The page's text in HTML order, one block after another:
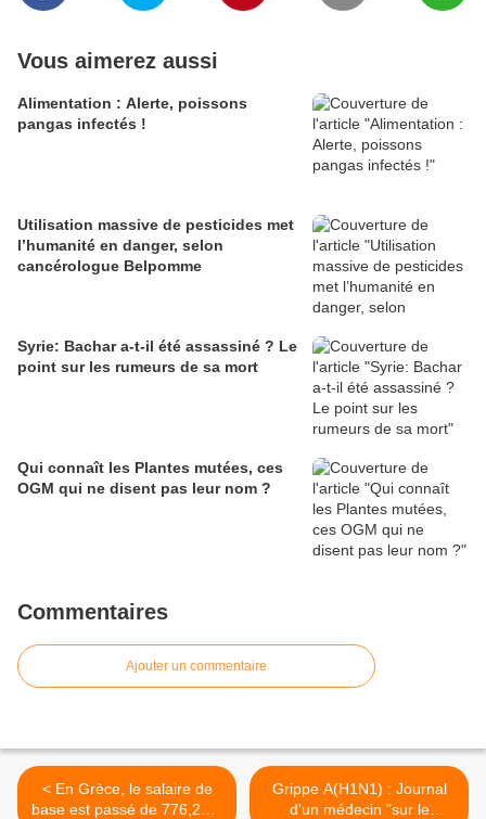
Vous aimerez aussi
Alimentation : Alerte, poissons
pangas infectés !
Utilisation massive de pesticides met
l’humanité en danger, selon
cancérologue Belpomme
Syrie: Bachar a-t-il été assassiné ? Le
point sur les rumeurs de sa mort
Qui connaît les Plantes mutées, ces
OGM qui ne disent pas leur nom ?
Commentaires
Ajouter un commentaire
< En Grèce, le salaire de
base est passé de 776,20 à
Grippe A(H1N1) : Journal
d'un médecin "sur le